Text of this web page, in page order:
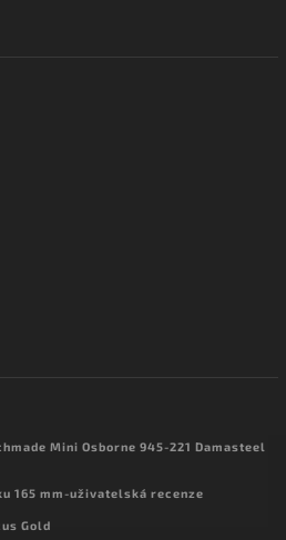
Mini Osborne 945-221 Damasteel
165 mm-uživatelská recenze
Gold